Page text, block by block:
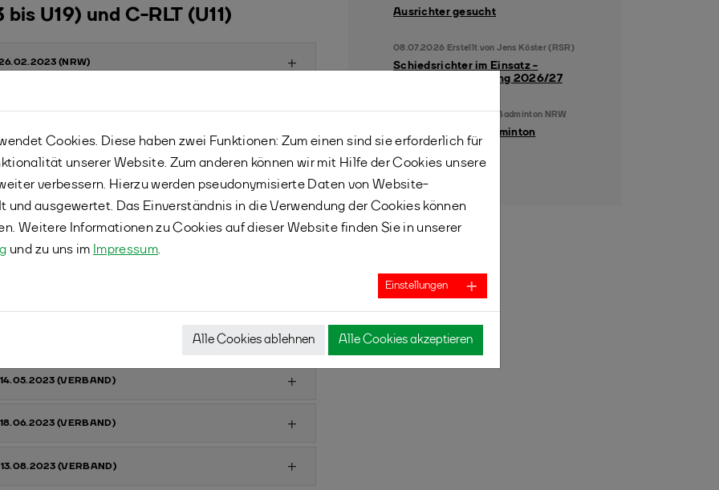
U19) und C-RLT (U11)
26.02.2023 (NRW)
14.05.2023 (NRW)
13.08.2023 (NRW)
Doppel, Mixed):
U19) und D-RLT (U11)
26.02.2023 (VERBAND)
23.04.2023 (VERBAND)
14.05.2023 (VERBAND)
18.06.2023 (VERBAND)
13.08.2023 (VERBAND)
Ausrichter gesucht
08.07.2026 Erstellt vonJens Köster (RSR)
Schiedsrichter im Einsatz -
Turnierausschreibung 2026/27
Badminton NRW
Talentkompass Badminton
Weitere News
Cookies. Diese haben zwei Funktionen: Zum einen sind sie erforderlich für
unserer Website. Zum anderen können wir mit Hilfe der Cookies unsere
verbessern. Hierzu werden pseudonymisierte Daten von Website-
und ausgewertet. Das Einverständnis in die Verwendung der Cookies können
Weitere Informationen zu Cookies auf dieser Website finden Sie in unserer
und zu uns im Impressum.
Einstellungen
Alle Cookies ablehnen Alle Cookies akzeptieren